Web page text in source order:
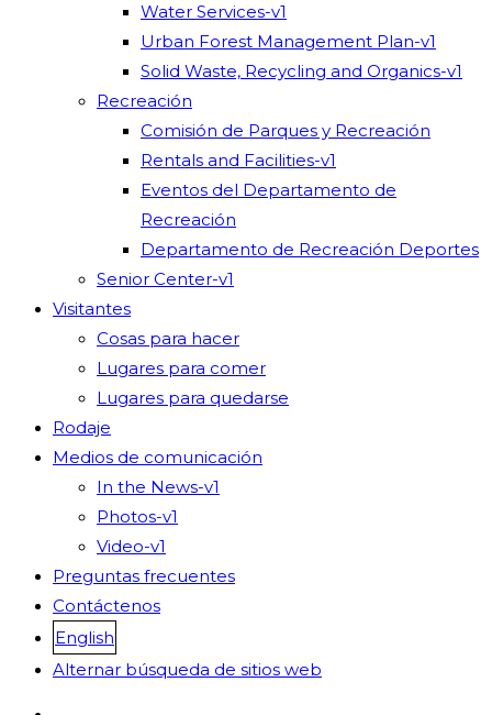
Water Services-v1
Urban Forest Management Plan-v1
Solid Waste, Recycling and Organics-v1
Recreación
Comisión de Parques y Recreación
Rentals and Facilities-v1
Eventos del Departamento de
Recreación
Departamento de Recreación Deportes
Senior Center-v1
Visitantes
Cosas para hacer
Lugares para comer
Lugares para quedarse
Rodaje
Medios de comunicación
In the News-v1
Photos-v1
Video-v1
Preguntas frecuentes
Contáctenos
English
Alternar búsqueda de sitios web